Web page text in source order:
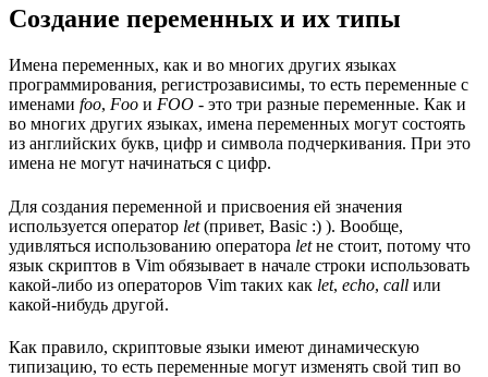
Создание переменных и их типы
Имена переменных, как и во многих других языках
программирования, регистрозависимы, то есть переменные с
именами foo, Foo и FOO - это три разные переменные. Как и
во многих других языках, имена переменных могут состоять
из английских букв, цифр и символа подчеркивания. При это
имена не могут начинаться с цифр.
Для создания переменной и присвоения ей значения
используется оператор let(привет, Basic :) ). Вообще,
удивляться использованию оператора letне стоит, потому что
язык скриптов в Vim обязывает в начале строки использовать
какой-либо из операторов Vim таких как let, echo, call или
какой-нибудь другой.
Как правило, скриптовые языки имеют динамическую
типизацию, то есть переменные могут изменять свой тип во